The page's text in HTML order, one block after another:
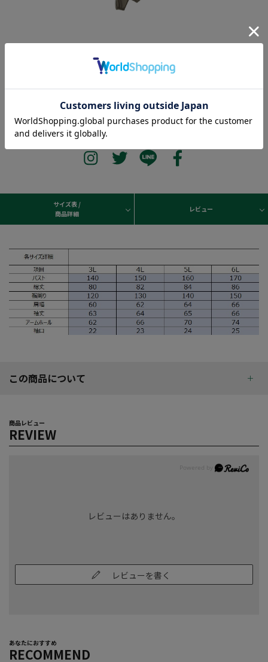
―――――――――――――――――――――――
当ページのサイズ表に記載している数字は、商品の実寸サイズとなります。
サイズ選択画面に記載している数字あるいはお届けした商品タグに記載している数字は、ヌ
サイズ表 /
商品詳細
レビュー
この商品について
商品レビュー
REVIEW
レビューはありません。
レビューを書く
あなたにおすすめ
RECOMMEND